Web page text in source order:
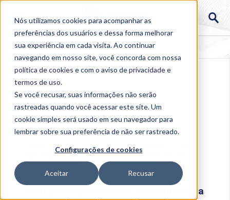
Nós utilizamos cookies para acompanhar as
preferências dos usuários e dessa forma melhorar
sua experiência em cada visita. Ao continuar
navegando em nosso site, você concorda com nossa
política de cookies e com o aviso deprivacidade e
termos de uso.
Se você recusar, suas informações não serão
rastreadas quando você acessar este site. Um
cookie simples será usado em seu navegador para
lembrar sobre sua preferência de não ser rastreado.
Configurações de cookies
Aceitar Recusar
passa por reforma estrutural para adequações nos
fluxos de atendimentos
HVU passa por reforma estrutural para